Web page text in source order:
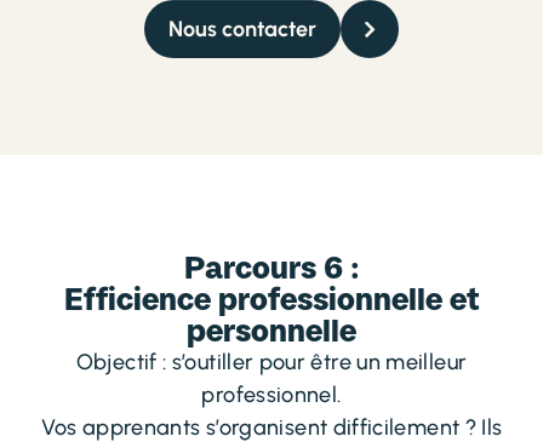
Nous contacter
Parcours 6 :
Efficience professionnelle et
personnelle
Objectif : s’outiller pour être un meilleur
professionnel.
Vos apprenants s’organisent difficilement ? Ils